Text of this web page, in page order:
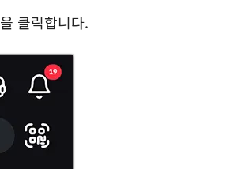
을 클릭합니다.